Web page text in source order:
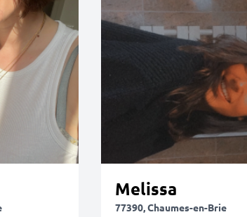
Melissa
77390, Chaumes-en-Brie